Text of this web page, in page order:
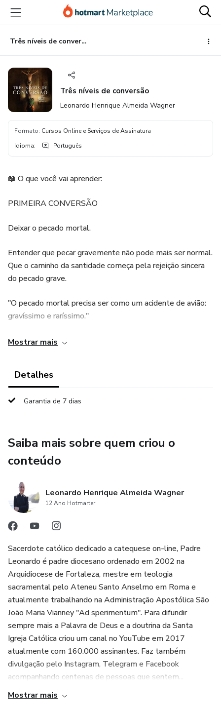
para
conteúdo
principal
para
pagamento
para
rodapé
Três níveis de conversão
Três níveis de conversão
Leonardo Henrique Almeida Wagner
Formato: Cursos Online e Serviços de Assinatura
Idioma: Português
📖 O que você vai aprender:
PRIMEIRA CONVERSÃO
Deixar o pecado mortal.
Entender que pecar gravemente não pode mais ser normal.
Que o caminho da santidade começa pela rejeição sincera
do pecado grave.
"O pecado mortal precisa ser como um acidente de avião:
gravíssimo e raríssimo."
SEGUNDA CONVERSÃO
Docilidade, humildade, abandono. A vida espiritual
amadurece quando a alma se entrega, como uma criança
"A humildade verdadeira é o esquecimento de si."
TERCEIRA CONVERSÃO
Abraçar a cruz.
Aprender a transformar o sofrimento do cotidiano em
ocasião de amor.
"A santidade está nas pequenas cruzes de cada dia: um
problema na família, um incômodo, uma limitação, uma
renúncia."
Mostrar mais
Detalhes
Garantia de 7 dias
Saiba mais sobre quem criou o
conteúdo
Leonardo Henrique Almeida Wagner
12 Ano Hotmarter
Sacerdote católico dedicado a catequese on-line, Padre
Leonardo é padre diocesano ordenado em 2002 na
Arquidiocese de Fortaleza, mestre em teologia
sacramental pelo Ateneu Santo Anselmo em Roma e
atualmente trabalhando na Administração Apostólica São
João Maria Vianney "Ad sperimentum". Para difundir
sempre mais a Palavra de Deus e a doutrina da Santa
Igreja Católica criou um canal no YouTube em 2017
atualmente com 160.000 assinantes. Faz também
divulgação pelo Instagram, Telegram e Facebook
acompanhando centenas de pessoas que sentem...
Mostrar mais